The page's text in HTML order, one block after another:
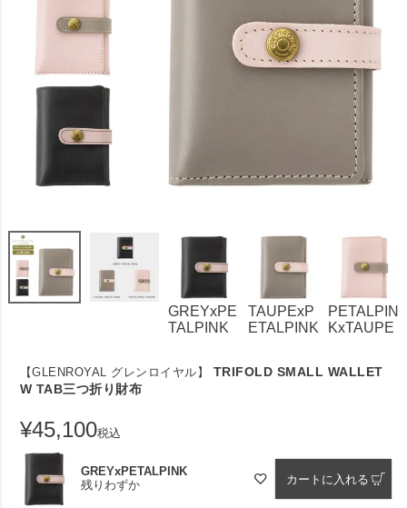
GREYxPE
TALPINK
TAUPExP
ETALPINK
PETALPIN
KxTAUPE
【GLENROYAL グレンロイヤル】
TRIFOLD SMALL WALLET
W TAB三つ折り財布
¥45,100税込
GREYxPETALPINK
残りわずか
カートに入れる